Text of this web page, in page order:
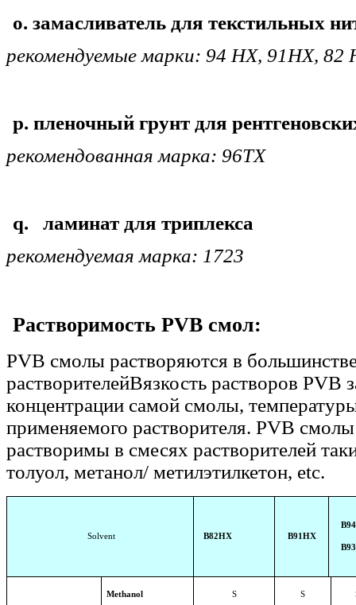
o. замасливатель для текстильных
рекомендуемые марки: 94 HX, 91HX, 82
p. пленочный грунт для
рекомендованная марка: 96TX
q. ламинат для триплекса
рекомендуемая марка: 1723
Растворимость PVB смол:
PVB смолы растворяются в
растворителейВязкость растворов PVB
концентрации самой смолы,
применяемого растворителя. PVB
растворимы в смесях растворителей
толуол, метанол/ метилэтилкетон, etc.
Solvent B82HX B91HX
Methanol S S